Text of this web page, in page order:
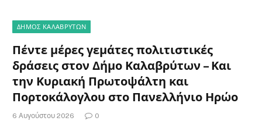
ΔΗΜΟΣ ΚΑΛΑΒΡΥΤΩΝ
Πέντε μέρες γεμάτες πολιτιστικές
δράσεις στον Δήμο Καλαβρύτων – Και
την Κυριακή Πρωτοψάλτη και
Πορτοκάλογλου στο Πανελλήνιο Ηρώο
6 Αυγούστου 2026 0